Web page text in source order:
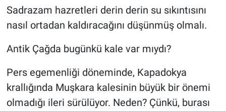
Sadrazam hazretleri derin derin su sıkıntısını
nasıl ortadan kaldıracağını düşünmüş olmalı.
Antik Çağda bugünkü kale var mıydı?
Pers egemenliği döneminde, Kapadokya
krallığında Muşkara kalesinin büyük bir önemi
olmadığı ileri sürülüyor. Neden? Çünkü, burası
Teknoloji
Röportaj
Kayseri
Niğde